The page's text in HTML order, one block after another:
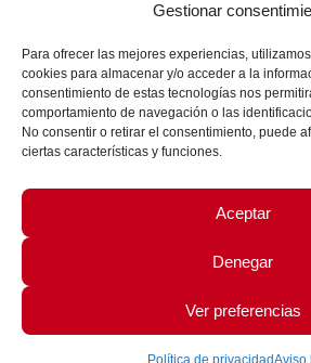
Gestionar
Para ofrecer las mejores experiencias,
cookies para almacenar y/o acceder a la
consentimiento de estas tecnologías nos
comportamiento de navegación o las
No consentir o retirar el consentimiento, puede
ciertas características y funciones.
Aceptar
Denegar
Ver preferencias
Política de privacidadAviso
Política de la